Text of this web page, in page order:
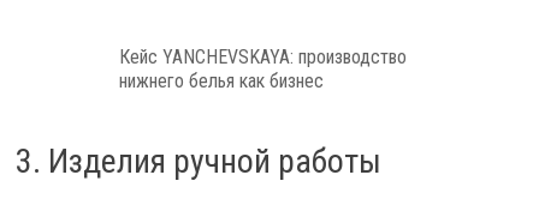
Кейс YANCHEVSKAYA: производство
нижнего белья как бизнес
3. Изделия ручной работы